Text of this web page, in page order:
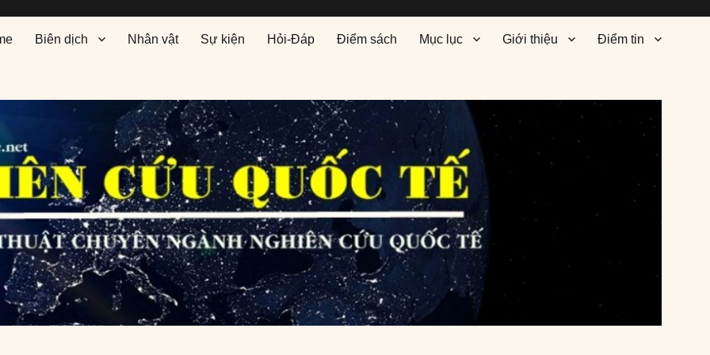
Biên dịch Nhân vật Sự kiện Hỏi-Đáp Điểm sách Mục lục Giới thiệu Điểm tin